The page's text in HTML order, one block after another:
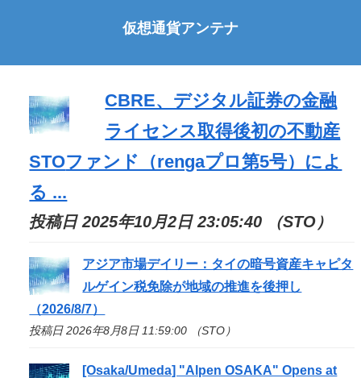
仮想通貨アンテナ
CBRE、デジタル証券の金融
ライセンス取得後初の不動産
STOファンド（rengaプロ第5号）によ
る ...
投稿日 2025年10月2日 23:05:40 （STO）
アジア市場デイリー：タイの暗号資産キャピタ
ルゲイン税免除が地域の推進を後押し
（2026/8/7）
投稿日 2026年8月8日 11:59:00 （STO）
[Osaka/Umeda] "Alpen OSAKA" Opens at